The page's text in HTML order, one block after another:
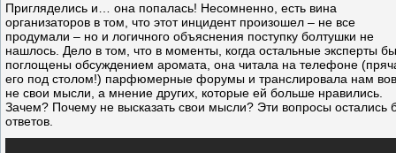
Пригляделись и… она попалась! Несомненно, есть вина
организаторов в том, что этот инцидент произошел – не все
продумали – но и логичного объяснения поступку болтушки не
нашлось. Дело в том, что в моменты, когда остальные эксперты
поглощены обсуждением аромата, она читала на телефоне
его под столом!) парфюмерные форумы и транслировала нам
не свои мысли, а мнение других, которые ей больше нравились.
Зачем? Почему не высказать свои мысли? Эти вопросы остались
ответов.